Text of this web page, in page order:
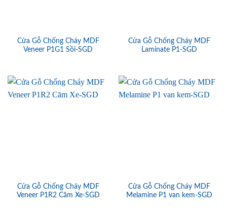
Cửa Gỗ Chống Cháy MDF
Veneer P1G1 Sồi-SGD
Cửa Gỗ Chống Cháy MDF
Laminate P1-SGD
Cửa Gỗ Chống Cháy MDF
Veneer P1R2 Căm Xe-SGD
Cửa Gỗ Chống Cháy MDF
Melamine P1 van kem-SGD